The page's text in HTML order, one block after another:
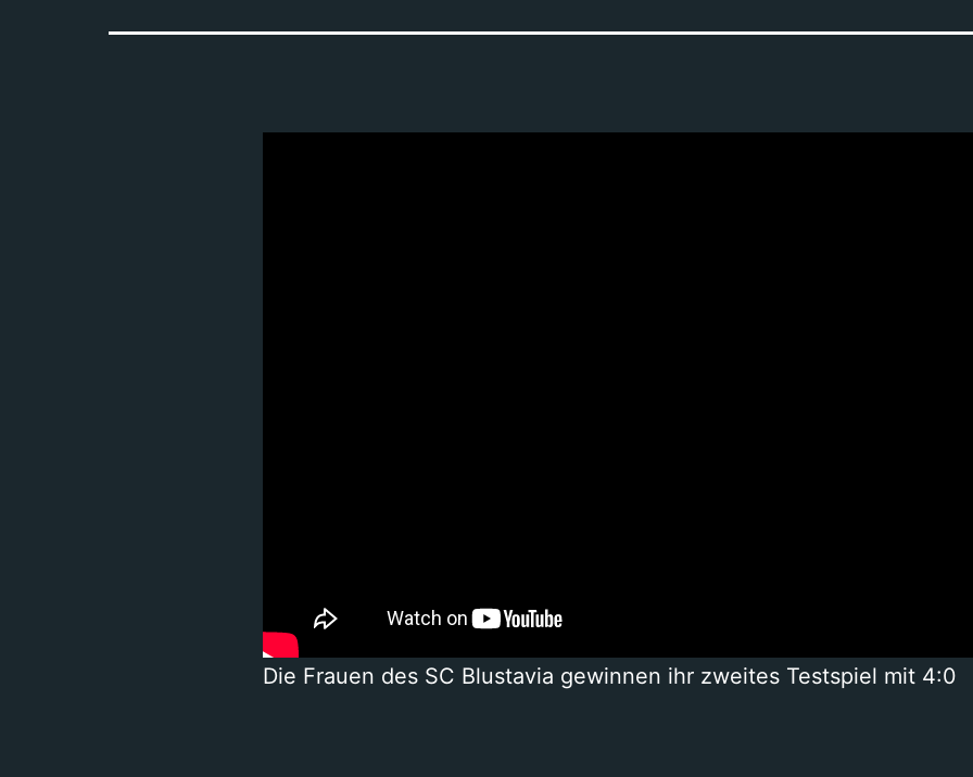
Die Frauen des SC Blustavia gewinnen ihr zweites Testspiel mit 4:0